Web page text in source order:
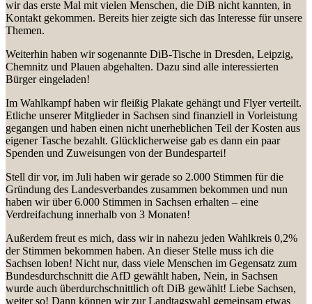
wir das erste Mal mit vielen Menschen, die DiB nicht kannten, in
Kontakt gekommen. Bereits hier zeigte sich das Interesse für unsere
Themen.
Weiterhin haben wir sogenannte DiB-Tische in Dresden, Leipzig,
Chemnitz und Plauen abgehalten. Dazu sind alle interessierten
Bürger eingeladen!
Im Wahlkampf haben wir fleißig Plakate gehängt und Flyer verteilt.
Etliche unserer Mitglieder in Sachsen sind finanziell in Vorleistung
gegangen und haben einen nicht unerheblichen Teil der Kosten aus
eigener Tasche bezahlt. Glücklicherweise gab es dann ein paar
Spenden und Zuweisungen von der Bundespartei!
Stell dir vor, im Juli haben wir gerade so 2.000 Stimmen für die
Gründung des Landesverbandes zusammen bekommen und nun
haben wir über 6.000 Stimmen in Sachsen erhalten – eine
Verdreifachung innerhalb von 3 Monaten!
Außerdem freut es mich, dass wir in nahezu jeden Wahlkreis 0,2%
der Stimmen bekommen haben. An dieser Stelle muss ich die
Sachsen loben! Nicht nur, dass viele Menschen im Gegensatz zum
Bundesdurchschnitt die AfD gewählt haben, Nein, in Sachsen
wurde auch überdurchschnittlich oft DiB gewählt! Liebe Sachsen,
weiter so! Dann können wir zur Landtagswahl gemeinsam etwas